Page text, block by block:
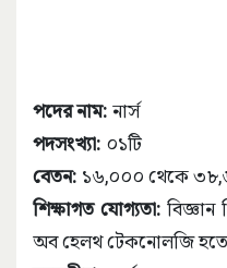
পদের নাম: নার্স
পদসংখ্যা: ০১টি
বেতন: ১৬,০০০ থেকে
শিক্ষাগত যোগ্যতা:
অব হেলথ টেকনোলজি হতে